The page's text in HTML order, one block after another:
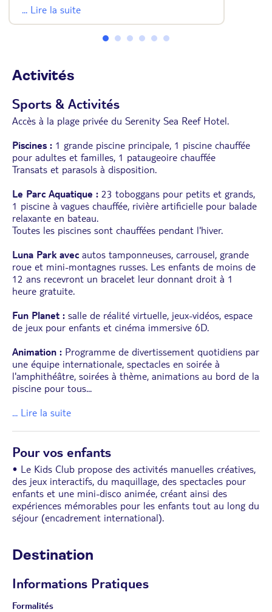
Minibar, boissons non alcoolisées, bière, mini-
bouteilles de vin, réapprovisionné deux fois par
semaine, bouteilles d'eau, thé et café en chambre,
... Lire la suite
Activités
Sports & Activités
Accès à la plage privée du Serenity Sea Reef Hotel.
Piscines : 1 grande piscine principale, 1 piscine chauffée
pour adultes et familles, 1 pataugeoire chauffée
Transats et parasols à disposition.
Le Parc Aquatique : 23 toboggans pour petits et grands,
1 piscine à vagues chauffée, rivière artificielle pour balade
relaxante en bateau.
Toutes les piscines sont chauffées pendant l'hiver.
Luna Park avec autos tamponneuses, carrousel, grande
roue et mini-montagnes russes. Les enfants de moins de
12 ans recevront un bracelet leur donnant droit à 1
heure gratuite.
Fun Planet : salle de réalité virtuelle, jeux-vidéos, espace
de jeux pour enfants et cinéma immersive 6D.
Animation : Programme de divertissement quotidiens par
une équipe internationale, spectacles en soirée à
l'amphithéâtre, soirées à thème, animations au bord de la
piscine pour tous...
... Lire la suite
Pour vos enfants
• Le Kids Club propose des activités manuelles créatives,
des jeux interactifs, du maquillage, des spectacles pour
enfants et une mini-disco animée, créant ainsi des
expériences mémorables pour les enfants tout au long du
séjour (encadrement international).
Destination
Informations Pratiques
Formalités